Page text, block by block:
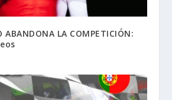
ABANDONA LA COMPETICIÓN: